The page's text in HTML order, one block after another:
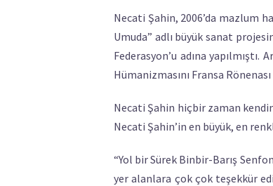
Necati Şahin, 2006’da mazlum
Umuda” adlı büyük sanat
Federasyon’u adına
Hümanizmasını Fransa
Necati Şahin hiçbir zaman
Necati Şahin’in en büyük, en
“Yol bir Sürek Binbir-Barış
yer alanlara çok çok teşekkür